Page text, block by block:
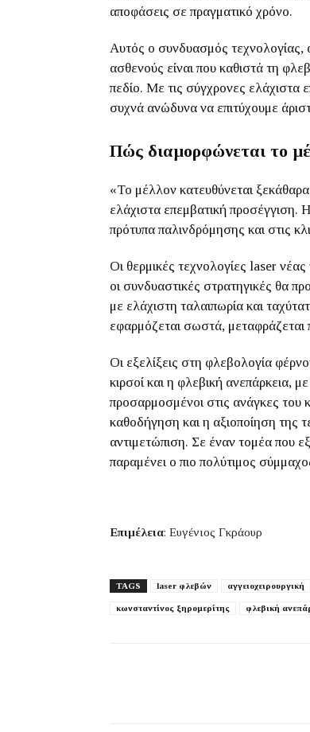
αποφάσεις σε πραγματικό χρόνο.
Αυτός ο συνδυασμός τεχνολογίας,
ασθενούς είναι που καθιστά τη
πεδίο. Με τις σύγχρονες ελάχιστα
συχνά ανώδυνα να επιτύχουμε
Πώς διαμορφώνεται το
«Το μέλλον κατευθύνεται
ελάχιστα επεμβατική προσέγγιση.
πρότυπα παλινδρόμησης και στις
Οι θερμικές τεχνολογίες laser νέας
οι συνδυαστικές στρατηγικές θα
με ελάχιστη ταλαιπωρία και
εφαρμόζεται σωστά, μεταφράζεται
Οι εξελίξεις στη φλεβολογία
κιρσοί και η φλεβική ανεπάρκεια,
προσαρμοσμένοι στις ανάγκες
καθοδήγηση και η αξιοποίηση της
αντιμετώπιση. Σε έναν τομέα που
παραμένει ο πιο πολύτιμος
Επιμέλεια: Ευγένιος Γκράουρ
TAGS laser φλεβών αγγειοχειρουργική
κωνσταντίνος ξηρομερίτης φλεβική